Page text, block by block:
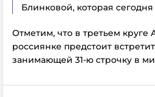
Блинковой, которая
Отметим, что в третьем круге
россиянке предстоит
занимающей 31-ю строчку в